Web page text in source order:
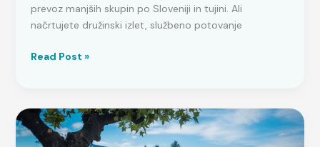
prevoz manjših skupin po Sloveniji in tujini. Ali
načrtujete družinski izlet, službeno potovanje
Najem
Ponudniki
in
Read Post »